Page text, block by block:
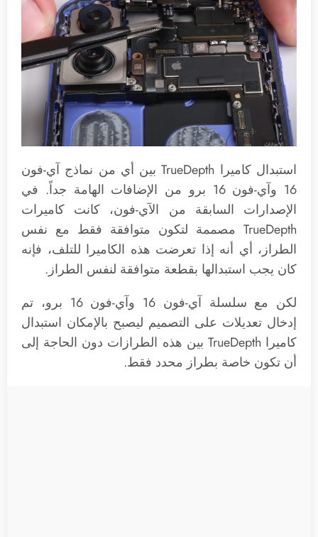
استبدال كاميرا TrueDepth بين أي من نماذج آي-فون
16 وآي-فون 16 برو من الإضافات الهامة جداً. في
الإصدارات السابقة من الآي-فون، كانت كاميرات
TrueDepth مصممة لتكون متوافقة فقط مع نفس
الطراز، أي أنه إذا تعرضت هذه الكاميرا للتلف، فإنه
كان يجب استبدالها بقطعة متوافقة لنفس الطراز.
لكن مع سلسلة آي-فون 16 وآي-فون 16 برو، تم
إدخال تعديلات على التصميم ليصبح بالإمكان استبدال
كاميرا TrueDepth بين هذه الطرازات دون الحاجة إلى
أن تكون خاصة بطراز محدد فقط.